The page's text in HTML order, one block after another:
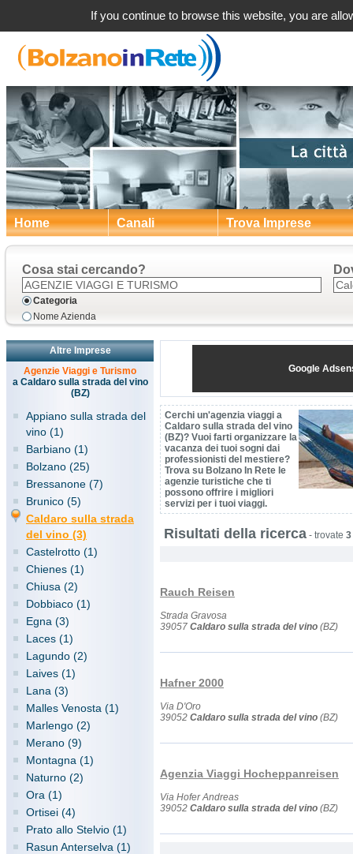
Home Canali Trova Imprese
Cosa stai cercando?
Categoria
Nome Azienda
Altre Imprese
Agenzie Viaggi e Turismo
a Caldaro sulla strada del vino
(BZ)
Appiano sulla strada del
vino (1)
Barbiano (1)
Bolzano (25)
Bressanone (7)
Brunico (5)
Caldaro sulla strada
del vino (3)
Castelrotto (1)
Chienes (1)
Chiusa (2)
Dobbiaco (1)
Egna (3)
Laces (1)
Lagundo (2)
Laives (1)
Lana (3)
Malles Venosta (1)
Marlengo (2)
Merano (9)
Montagna (1)
Naturno (2)
Ora (1)
Ortisei (4)
Prato allo Stelvio (1)
Rasun Anterselva (1)
Google
Cerchi un'agenzia viaggi a
Caldaro sulla strada del vino
(BZ)? Vuoi farti organizzare la
vacanza dei tuoi sogni dai
professionisti del mestiere?
Trova su Bolzano In Rete le
agenzie turistiche che ti
possono offrire i migliori
servizi per i tuoi viaggi.
Risultati della ricerca - trovate 3
Rauch Reisen
Strada Gravosa
39057 Caldaro sulla strada del vino (BZ)
Hafner 2000
Via D'Oro
39052 Caldaro sulla strada del vino (BZ)
Agenzia Viaggi Hocheppanreisen
Via Hofer Andreas
39052 Caldaro sulla strada del vino (BZ)
If you continue to browse this website, you are